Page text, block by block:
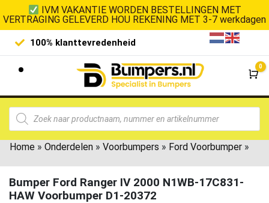
IVM VAKANTIE WORDEN BESTELLINGEN MET
VERTRAGING GELEVERD HOU REKENING MET 3-7 werkdagen
Laagste prijsgarantie
0
Home » Onderdelen » Voorbumpers » Ford Voorbumper »
Bumper Ford Ranger IV 2000 N1WB-17C831-
HAW Voorbumper D1-20372